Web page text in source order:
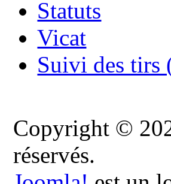
Statuts
Vicat
Suivi des tirs
Copyright ©
réservés.